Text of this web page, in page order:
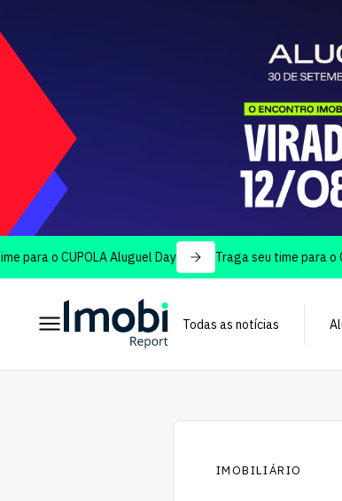
CUPOLA Aluguel Day Traga seu time para o
Todas as notícias
IMOBILIÁRIO